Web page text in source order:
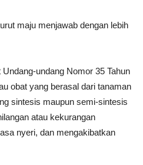
maju menjawab dengan lebih
undang Nomor 35 Tahun
obat yang berasal dari tanaman
sintesis maupun semi-sintesis
atau kekurangan
nyeri, dan mengakibatkan